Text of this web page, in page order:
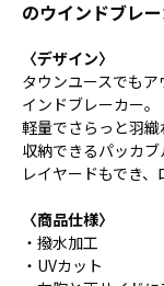
のウインドブレ
〈デザイン〉
タウンユースでも
インドブレーカー。
軽量でさらっと羽
収納できるパッカ
レイヤードもでき、
〈商品仕様〉
・撥水加工
・UVカット